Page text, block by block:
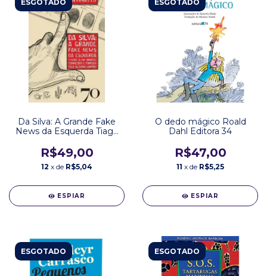
ESGOTADO
Da Silva: A Grande Fake
News da Esquerda Tiago
R$49,00
12 x de R$5,04
ESPIAR
ESGOTADO
O dedo mágico Roald
Dahl Editora 34
R$47,00
11 x de R$5,25
ESPIAR
ESGOTADO ESGOTADO